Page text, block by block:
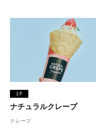
1F
ナチュラルクレープ
クレープ